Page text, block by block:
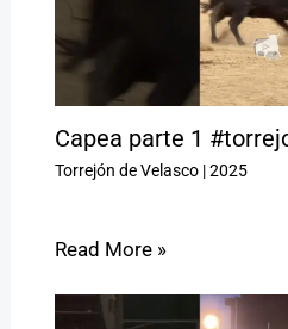
Capea parte 1
Torrejón de Velasco|2025
Read More »